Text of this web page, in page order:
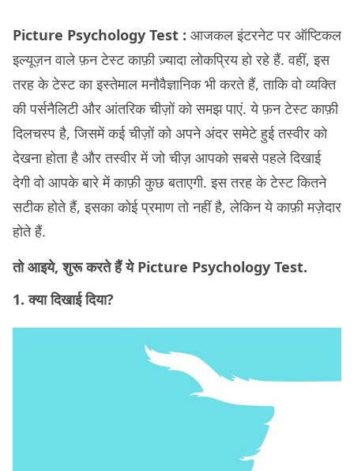
Picture Psychology Test : आजकल इंटरनेट पर ऑप्टिकल
इल्यूज़न वाले फ़न टेस्ट काफ़ी ज़्यादा लोकप्रिय हो रहे हैं. वहीं, इस
तरह के टेस्ट का इस्तेमाल मनौवैज्ञानिक भी करते हैं, ताकि वो व्यक्ति
की पर्सनैलिटी और आंतरिक चीज़ों को समझ पाएं. ये फ़न टेस्ट काफ़ी
दिलचस्प है, जिसमें कई चीज़ों को अपने अंदर समेटे हुई तस्वीर को
देखना होता है और तस्वीर में जो चीज़ आपको सबसे पहले दिखाई
देगी वो आपके बारे में काफ़ी कुछ बताएगी. इस तरह के टेस्ट कितने
सटीक होते हैं, इसका कोई प्रमाण तो नहीं है, लेकिन ये काफ़ी मज़ेदार
होते हैं.
तो आइये, शुरू करते हैं ये Picture Psychology Test.
1. क्या दिखाई दिया?